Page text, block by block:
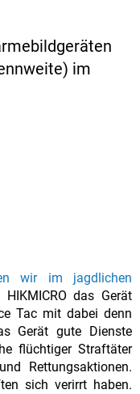
im
wir im jagdlichen
HIKMICRO das Gerät
Tac mit dabei denn
Gerät gute Dienste
flüchtiger Straftäter
Rettungsaktionen.
sich verirrt haben.